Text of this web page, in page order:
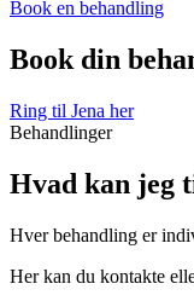
Book en behandling
Book din
Ring til Jena her
Behandlinger
Hvad kan jeg
Hver behandling er
Her kan du kontakte